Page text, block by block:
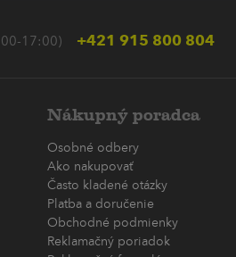
17:00) +421 915 800 804
Nákupný poradca
Osobné odbery
Ako nakupovať
Často kladené otázky
Platba a doručenie
Obchodné podmienky
Reklamačný poriadok